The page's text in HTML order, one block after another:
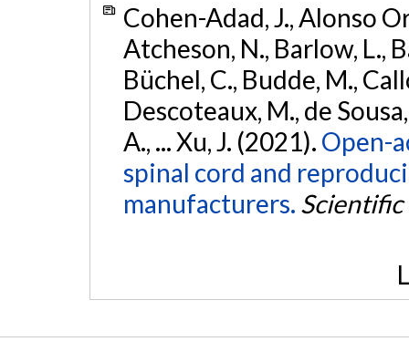
Cohen-Adad, J., Alonso
Atcheson, N., Barlow, L.,
Büchel, C., Budde, M.,
Descoteaux, M., de
A., ... Xu, J. (2021). Open-
spinal cord and
manufacturers. Scientific